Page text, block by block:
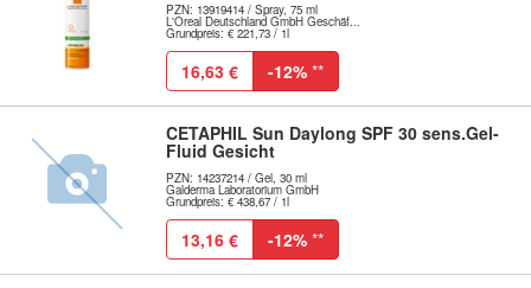
PZN: 13919414 / Spray, 75 ml
L'Oreal Deutschland GmbH Geschäf...
Grundpreis: € 221,73 / 1l
16,63 € -12% **
CETAPHIL Sun Daylong SPF 30 sens.Gel-
Fluid Gesicht
PZN: 14237214 / Gel, 30 ml
Galderma Laboratorium GmbH
Grundpreis: € 438,67 / 1l
13,16 € -12% **